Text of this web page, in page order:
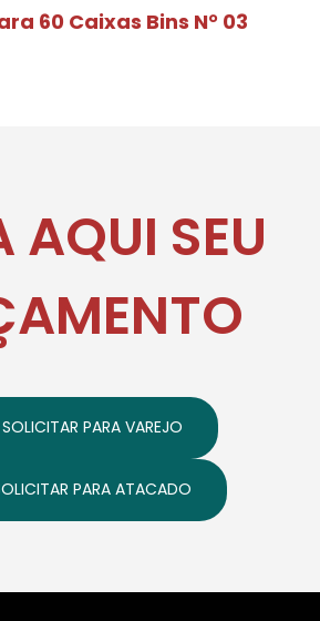
60 Caixas Bins N° 03
AQUI SEU
SOLICITAR PARA VAREJO
PARA ATACADO